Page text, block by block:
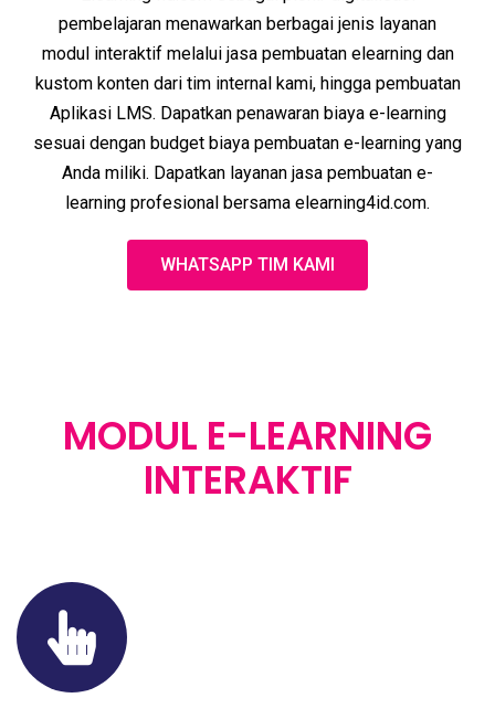
pembelajaran menawarkan berbagai jenis layanan
modul interaktif melalui jasa pembuatan elearning dan
kustom konten dari tim internal kami, hingga pembuatan
Aplikasi LMS. Dapatkan penawaran biaya e-learning
sesuai dengan budget biaya pembuatan e-learning yang
Anda miliki. Dapatkan layanan jasa pembuatan e-
learning profesional bersama elearning4id.com.
WHATSAPP TIM KAMI
MODUL E-LEARNING
INTERAKTIF